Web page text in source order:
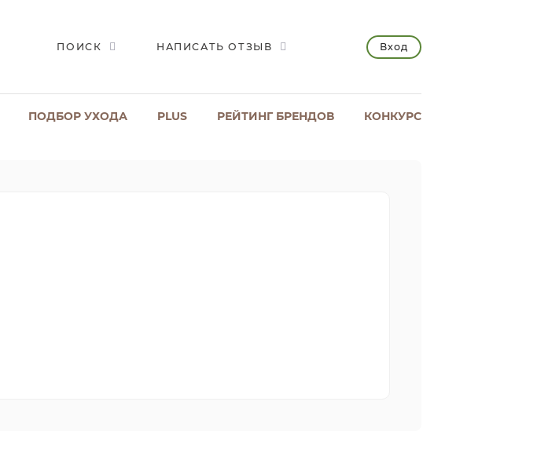
ПОИСК НАПИСАТЬ ОТЗЫВ Вход
ПОДБОР УХОДА PLUS РЕЙТИНГ БРЕНДОВ КОНКУРС